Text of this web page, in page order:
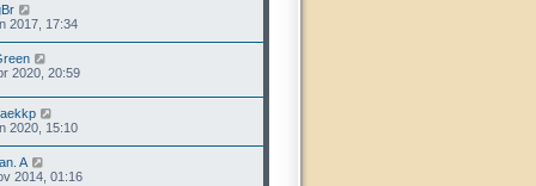
2017, 17:34
2020, 20:59
2020, 15:10
A
2014, 01:16